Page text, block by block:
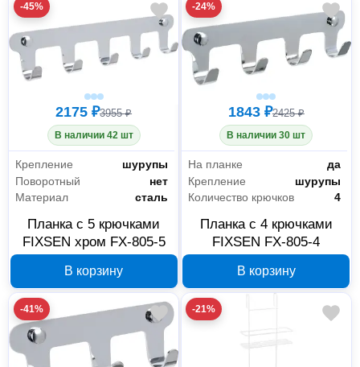
-45%
2175 ₽3955 ₽
В наличии 42 шт
Крепление
шурупы
Поворотный
нет
Материал
сталь
Планка с 5 крючками
FIXSEN хром FX-805-5
В корзину
-24%
1843 ₽2425 ₽
В наличии 30 шт
На планке
да
Крепление
шурупы
Количество крючков
4
Планка с 4 крючками
FIXSEN FX-805-4
В корзину
-41% -21%